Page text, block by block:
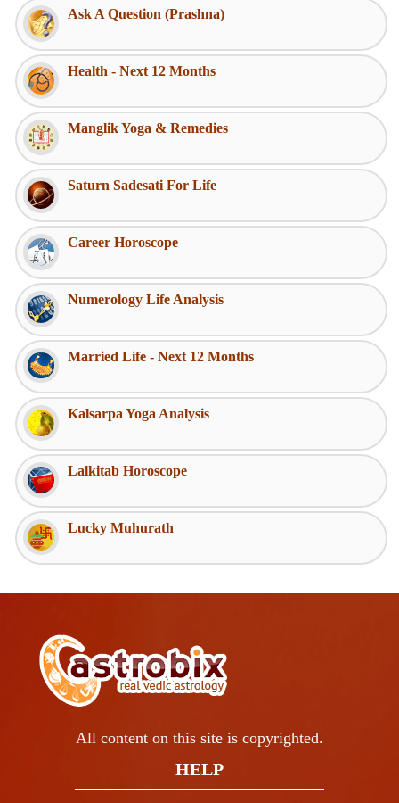
Ask A Question (Prashna)
Health - Next 12 Months
Manglik Yoga & Remedies
Saturn Sadesati For Life
Career Horoscope
Numerology Life Analysis
Married Life - Next 12 Months
Kalsarpa Yoga Analysis
Lalkitab Horoscope
Lucky Muhurath
All content on this site is copyrighted.
HELP